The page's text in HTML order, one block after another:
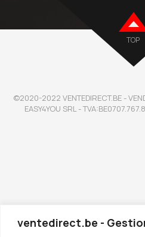
ventedirect.be -
TOP
©2020-2022 VENTEDIRECT.BE -
EASY4YOU SRL -